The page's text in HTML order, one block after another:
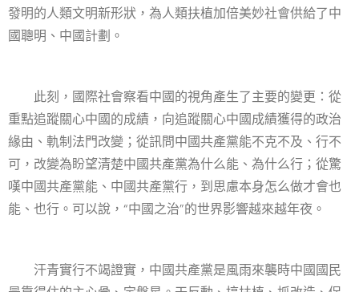
發明的人類文明新形狀，為人類扶植加倍美妙社會供給了中
國聰明、中國計劃。
此刻，國際社會察看中國的視角產生了主要的變更：從
重點追蹤關心中國的成績，向追蹤關心中國成績獲得的政治
緣由、軌制法門改變；從訊問中國共產黨能不克不及、行不
可，改變為盼望清楚中國共產黨為什么能、為什么行；從驚
嘆中國共產黨能、中國共產黨行，到思慮本身怎么做才會也
能、也行。可以說，“中國之治”的世界影響越來越年夜。
汗青實行不竭證實，中國共產黨是風雨來襲時中國國民